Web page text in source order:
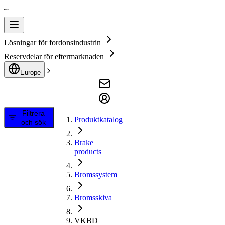
Lösningar för fordonsindustrin
Reservdelar för eftermarknaden
Europe
Filtrera
och sök
Produktkatalog
Brake
products
Bromssystem
Bromsskiva
VKBD